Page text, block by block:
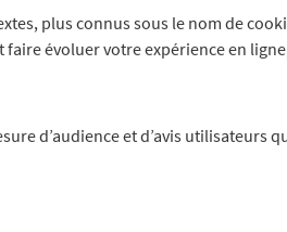
Pour plus d’informations,
plus connus sous le nom de
évoluer votre expérience en
d’audience et d’avis utilisateurs